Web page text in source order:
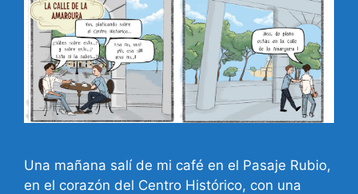
Una mañana salí de mi café en el Pasaje Rubio,
en el corazón del Centro Histórico, con una